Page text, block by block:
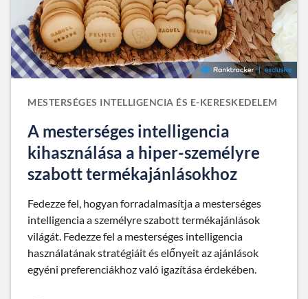
MESTERSÉGES INTELLIGENCIA ÉS E-KERESKEDELEM
A mesterséges intelligencia
kihasználása a hiper-személyre
szabott termékajánlásokhoz
Fedezze fel, hogyan forradalmasítja a mesterséges
intelligencia a személyre szabott termékajánlások
világát. Fedezze fel a mesterséges intelligencia
használatának stratégiáit és előnyeit az ajánlások
egyéni preferenciákhoz való igazítása érdekében.